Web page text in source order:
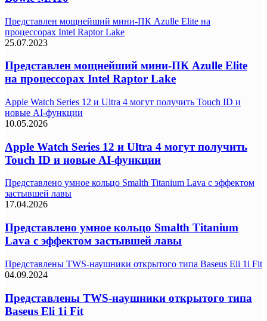
Представлен мощнейший мини-ПК Azulle Elite на
процессорах Intel Raptor Lake
25.07.2023
Представлен мощнейший мини-ПК Azulle Elite
на процессорах Intel Raptor Lake
Apple Watch Series 12 и Ultra 4 могут получить Touch ID и
новые AI-функции
10.05.2026
Apple Watch Series 12 и Ultra 4 могут получить
Touch ID и новые AI-функции
Представлено умное кольцо Smalth Titanium Lava с эффектом
застывшей лавы
17.04.2026
Представлено умное кольцо Smalth Titanium
Lava с эффектом застывшей лавы
Представлены TWS-наушники открытого типа Baseus Eli 1i Fit
04.09.2024
Представлены TWS-наушники открытого типа
Baseus Eli 1i Fit